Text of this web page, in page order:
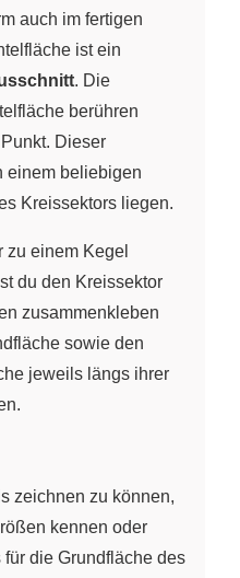
auch im fertigen
ist ein
. Die
berühren
Dieser
einem beliebigen
Kreissektors liegen.
zu einem Kegel
du den Kreissektor
zusammenkleben
sowie den
jeweils längs ihrer
zeichnen zu können,
kennen oder
die Grundfläche des